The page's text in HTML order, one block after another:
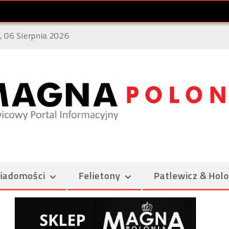
06 Sierpnia 2026
Felietony Patlewicz &